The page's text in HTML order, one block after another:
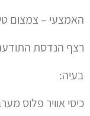
האמצעי – צמצום
רצף הנדסת
בעיה:
כיסי אוויר פלוס